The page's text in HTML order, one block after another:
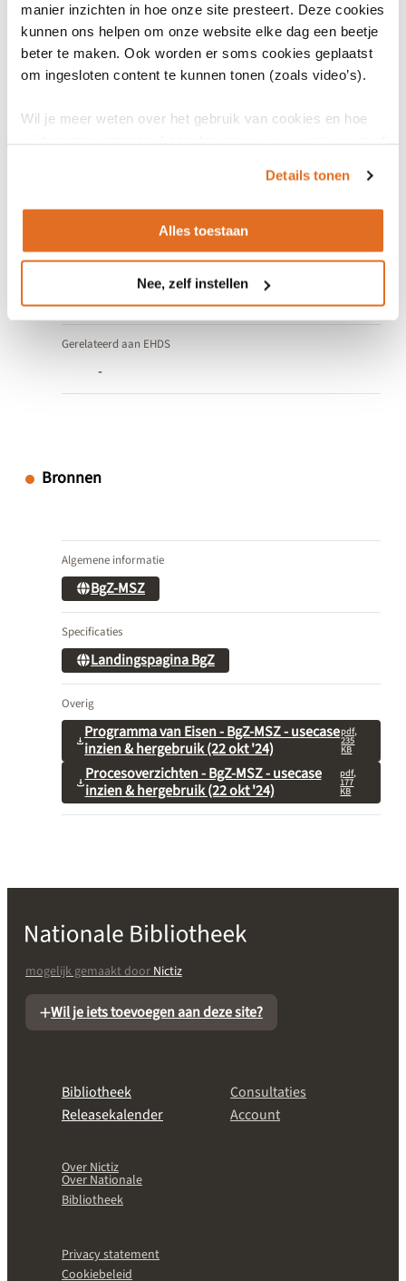
manier inzichten in hoe onze site presteert. Deze cookies
kunnen ons helpen om onze website elke dag een beetje
beter te maken. Ook worden er soms cookies geplaatst
om ingesloten content te kunnen tonen (zoals video’s).
Wil je meer weten over het gebruik van cookies en hoe
Details tonen
Alles toestaan
Nee, zelf instellen
Eigenschappen
Soort specifieke specificatie
Domeinspecifiek
Gerelateerd aan Wegiz
BgZ-MSZ
Gerelateerd aan EHDS
-
Bronnen
Algemene informatie
BgZ-MSZ
Specificaties
Landingspagina BgZ
Overig
Programma van Eisen - BgZ-MSZ - usecase
inzien & hergebruik (22 okt '24)
pdf,
235
KB
Procesoverzichten - BgZ-MSZ - usecase
inzien & hergebruik (22 okt '24)
pdf,
177
KB
mogelijk gemaakt doorNictiz
Wil je iets toevoegen aan deze site?
Bibliotheek
Releasekalender
Consultaties
Account
Over Nictiz
Over Nationale
Bibliotheek
Privacy statement
Cookiebeleid